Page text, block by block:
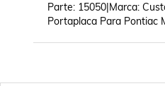
Parte: 15050|Marca:
Portaplaca Para Pontiac